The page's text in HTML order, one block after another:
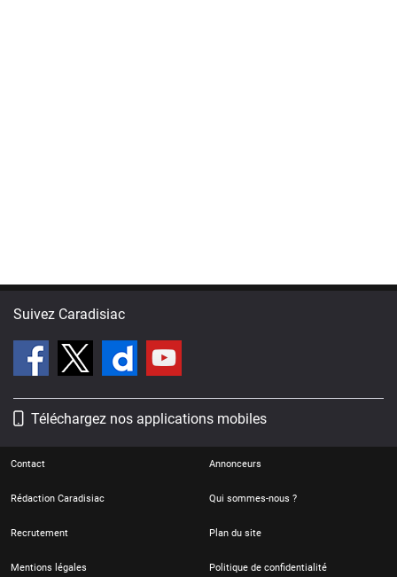
Suivez Caradisiac
Téléchargez nos applications mobiles
Contact Annonceurs
Rédaction Caradisiac Qui sommes-nous ?
Recrutement Plan du site
Mentions légales Politique de confidentialité